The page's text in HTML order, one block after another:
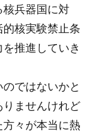
兵器国に対
核実験禁止条
推進していき
ではないかと
ませんけれど
方々が本当に熱